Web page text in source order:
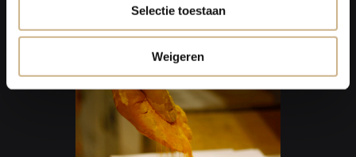
Selectie toestaan
Weigeren